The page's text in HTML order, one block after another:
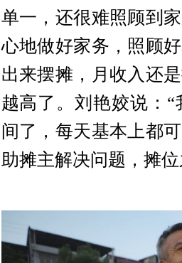
单一，还很难照顾到
心地做好家务，照顾
出来摆摊，月收入还
越高了。刘艳姣说：“
间了，每天基本上都
助摊主解决问题，摊